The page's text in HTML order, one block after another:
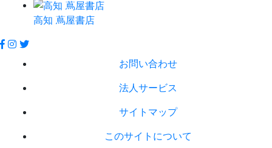
高知 蔦屋書店
お問い合わせ
法人サービス
サイトマップ
このサイトについて